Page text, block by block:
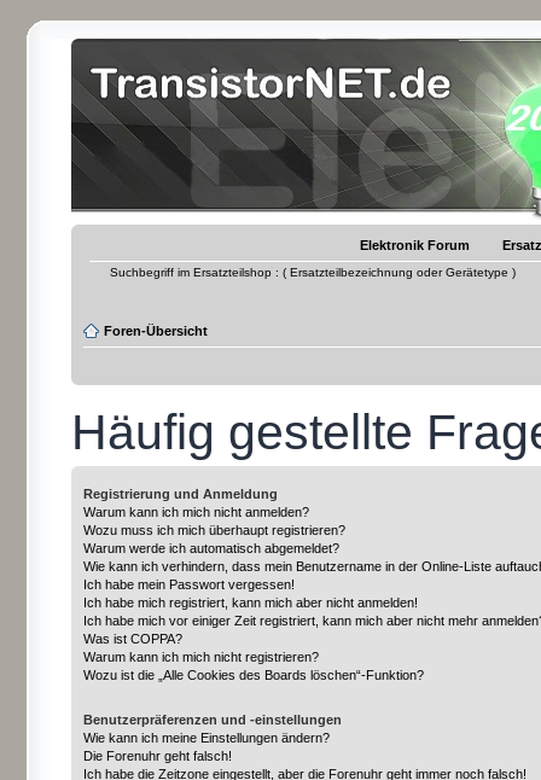
Elektronik Forum
Suchbegriff im Ersatzteilshop : ( Ersatzteilbezeichnung oder Gerätetype )
Foren-Übersicht
Häufig gestellte
Registrierung und Anmeldung
Warum kann ich mich nicht anmelden?
Wozu muss ich mich überhaupt registrieren?
Warum werde ich automatisch abgemeldet?
Wie kann ich verhindern, dass mein Benutzername in der Online-Liste
Ich habe mein Passwort vergessen!
Ich habe mich registriert, kann mich aber nicht anmelden!
Ich habe mich vor einiger Zeit registriert, kann mich aber nicht mehr
Was ist COPPA?
Warum kann ich mich nicht registrieren?
Wozu ist die „Alle Cookies des Boards löschen“-Funktion?
Benutzerpräferenzen und -einstellungen
Wie kann ich meine Einstellungen ändern?
Die Forenuhr geht falsch!
Ich habe die Zeitzone eingestellt, aber die Forenuhr geht immer noch falsch!